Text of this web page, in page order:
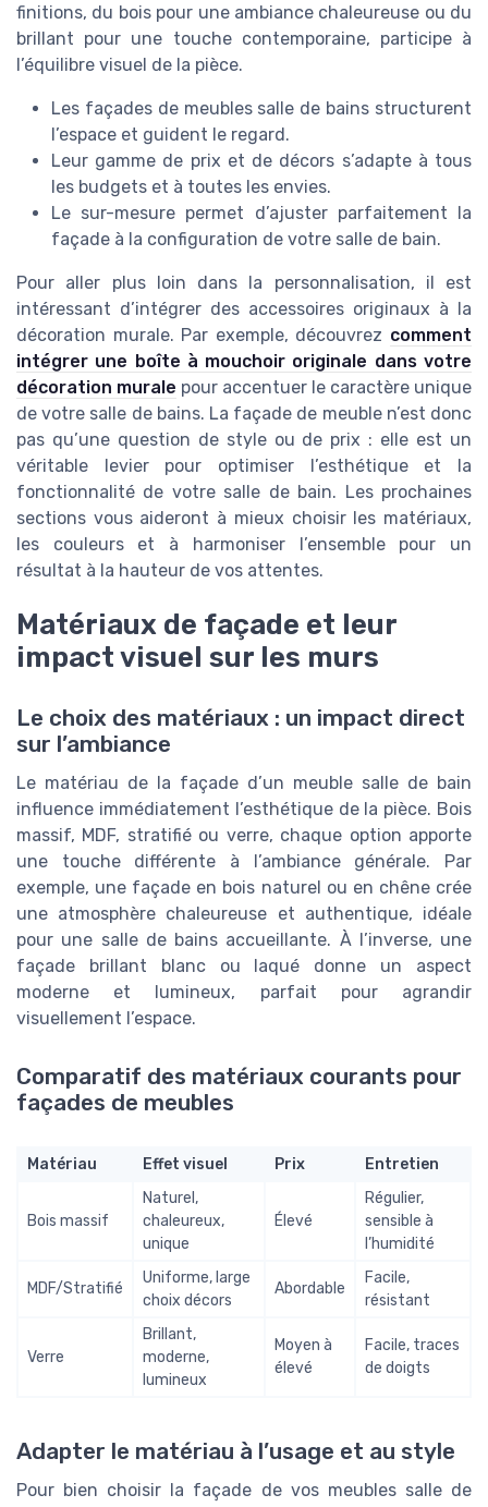
finitions, du bois pour une ambiance chaleureuse ou du
brillant pour une touche contemporaine, participe à
l’équilibre visuel de la pièce.
Les façades de meubles salle de bains structurent
l’espace et guident le regard.
Leur gamme de prix et de décors s’adapte à tous
les budgets et à toutes les envies.
Le sur-mesure permet d’ajuster parfaitement la
façade à la configuration de votre salle de bain.
Pour aller plus loin dans la personnalisation, il est
intéressant d’intégrer des accessoires originaux à la
décoration murale. Par exemple, découvrez comment
intégrer une boîte à mouchoir originale dans votre
décoration murale pour accentuer le caractère unique
de votre salle de bains. La façade de meuble n’est donc
pas qu’une question de style ou de prix : elle est un
véritable levier pour optimiser l’esthétique et la
fonctionnalité de votre salle de bain. Les prochaines
sections vous aideront à mieux choisir les matériaux,
les couleurs et à harmoniser l’ensemble pour un
résultat à la hauteur de vos attentes.
Matériaux de façade et leur
impact visuel sur les murs
Le choix des matériaux : un impact direct
sur l’ambiance
Le matériau de la façade d’un meuble salle de bain
influence immédiatement l’esthétique de la pièce. Bois
massif, MDF, stratifié ou verre, chaque option apporte
une touche différente à l’ambiance générale. Par
exemple, une façade en bois naturel ou en chêne crée
une atmosphère chaleureuse et authentique, idéale
pour une salle de bains accueillante. À l’inverse, une
façade brillant blanc ou laqué donne un aspect
moderne et lumineux, parfait pour agrandir
visuellement l’espace.
Comparatif des matériaux courants pour
façades de meubles
Matériau Effet visuel Prix Entretien
Bois massif
Naturel,
chaleureux,
unique
Élevé
Régulier,
sensible à
l’humidité
MDF/Stratifié
Uniforme, large
choix décors
Abordable
Facile,
résistant
Verre
Brillant,
moderne,
lumineux
Moyen à
élevé
Facile, traces
de doigts
Adapter le matériau à l’usage et au style
Pour bien choisir la façade de vos meubles salle de